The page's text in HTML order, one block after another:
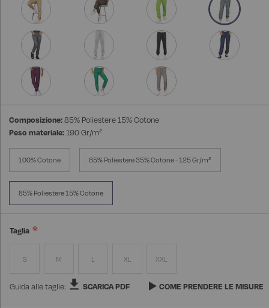
Composizione:85% Poliestere 15% Cotone
Peso materiale:190 Gr/m²
100% Cotone 65% Poliestere 35% Cotone - 125 Gr/m²
85% Poliestere 15% Cotone
Taglia
S M L XL XXL
Guida alle taglie: SCARICA PDF COME PRENDERE LE MISURE